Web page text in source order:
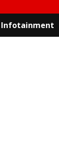
Infotainment